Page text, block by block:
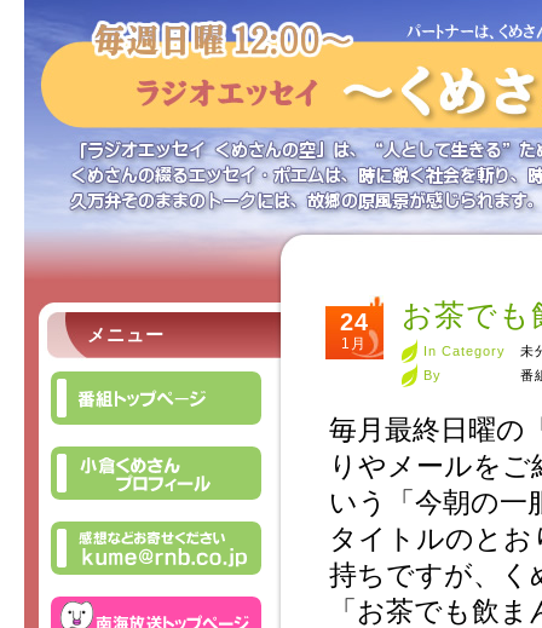
メニュー 24
1月
お茶でも
In Category
未
By
番
毎月最終日曜の
りやメールを
いう「今朝の一
タイトルのとお
持ちですが、く
「お茶でも飲